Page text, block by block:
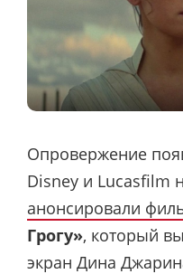
Опровержение
Disney и Lucasfilm
анонсировали
Грогу», который
экран Дина